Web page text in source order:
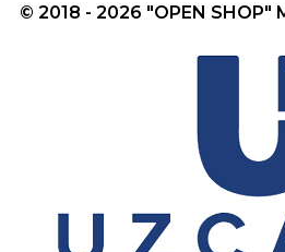
© 2018 - 2026 "OPEN SHOP"